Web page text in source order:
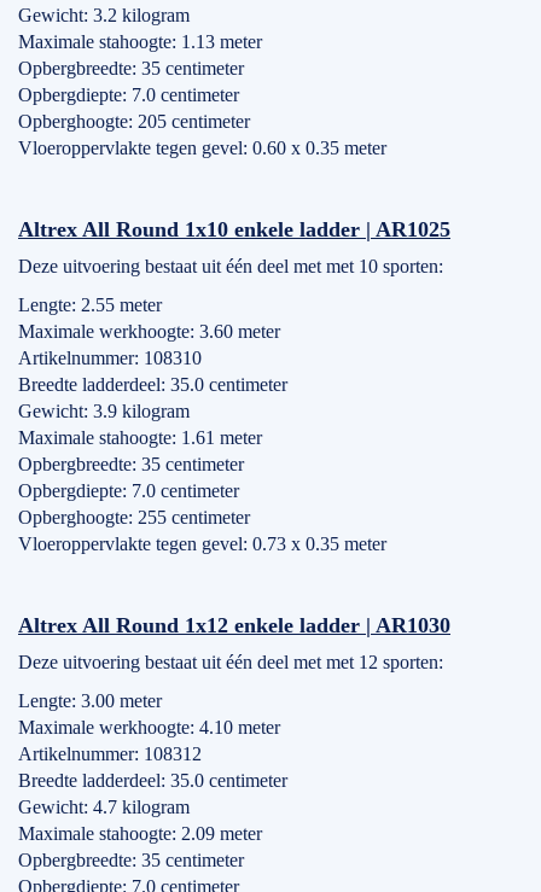
Gewicht: 3.2 kilogram
Maximale stahoogte: 1.13 meter
Opbergbreedte: 35 centimeter
Opbergdiepte: 7.0 centimeter
Opberghoogte: 205 centimeter
Vloeroppervlakte tegen gevel: 0.60 x 0.35 meter
Altrex All Round 1x10 enkele ladder | AR1025
Deze uitvoering bestaat uit één deel met met 10 sporten:
Lengte: 2.55 meter
Maximale werkhoogte: 3.60 meter
Artikelnummer: 108310
Breedte ladderdeel: 35.0 centimeter
Gewicht: 3.9 kilogram
Maximale stahoogte: 1.61 meter
Opbergbreedte: 35 centimeter
Opbergdiepte: 7.0 centimeter
Opberghoogte: 255 centimeter
Vloeroppervlakte tegen gevel: 0.73 x 0.35 meter
Altrex All Round 1x12 enkele ladder | AR1030
Deze uitvoering bestaat uit één deel met met 12 sporten:
Lengte: 3.00 meter
Maximale werkhoogte: 4.10 meter
Artikelnummer: 108312
Breedte ladderdeel: 35.0 centimeter
Gewicht: 4.7 kilogram
Maximale stahoogte: 2.09 meter
Opbergbreedte: 35 centimeter
Opbergdiepte: 7.0 centimeter